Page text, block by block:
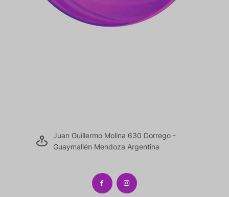
Juan Guillermo Molina 630 Dorrego -
Guaymallén Mendoza Argentina